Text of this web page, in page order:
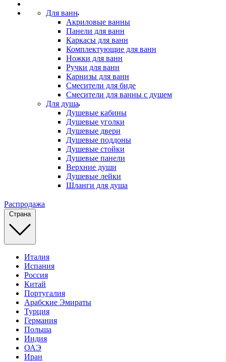
Для ванн
Акриловые ванны
Панели для ванн
Каркасы для ванн
Комплектующие для ванн
Ножки для ванн
Ручки для ванн
Карнизы для ванн
Смесители для биде
Смесители для ванны с душем
Для душа
Душевые кабины
Душевые уголки
Душевые двери
Душевые поддоны
Душевые стойки
Душевые панели
Верхние души
Душевые лейки
Шланги для душа
Распродажа
Страна
Италия
Испания
Россия
Китай
Португалия
Арабские Эмираты
Турция
Германия
Польша
Индия
ОАЭ
Иран